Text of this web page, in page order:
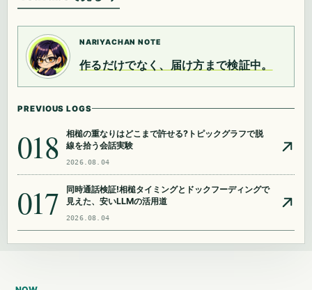
NARIYACHAN NOTE
作るだけでなく、届け方まで検証中。
PREVIOUS LOGS
018
相槌の重なりはどこまで許せる?トピックグラフで脱
線を拾う会話実験
2026.08.04
017
同時通話検証!相槌タイミングとドックフーディングで
見えた、安いLLMの活用道
2026.08.04